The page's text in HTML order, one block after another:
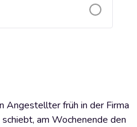
Angestellter früh in der Firma
am Wochenende den